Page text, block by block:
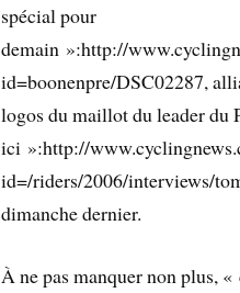
spécial pour
demain »:http://
id=boonenpre/DSC02287,
logos du maillot du leader du
ici »:http://
id=/riders/2006/interviews/
dimanche dernier.
À ne pas manquer non plus,